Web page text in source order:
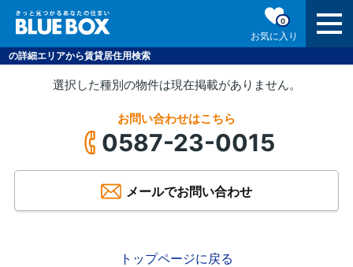
お気に入り
0
の詳細エリアから賃貸居住用検索
選択した種別の物件は現在掲載がありません。
お問い合わせはこちら
0587-23-0015
メールでお問い合わせ
トップページに戻る